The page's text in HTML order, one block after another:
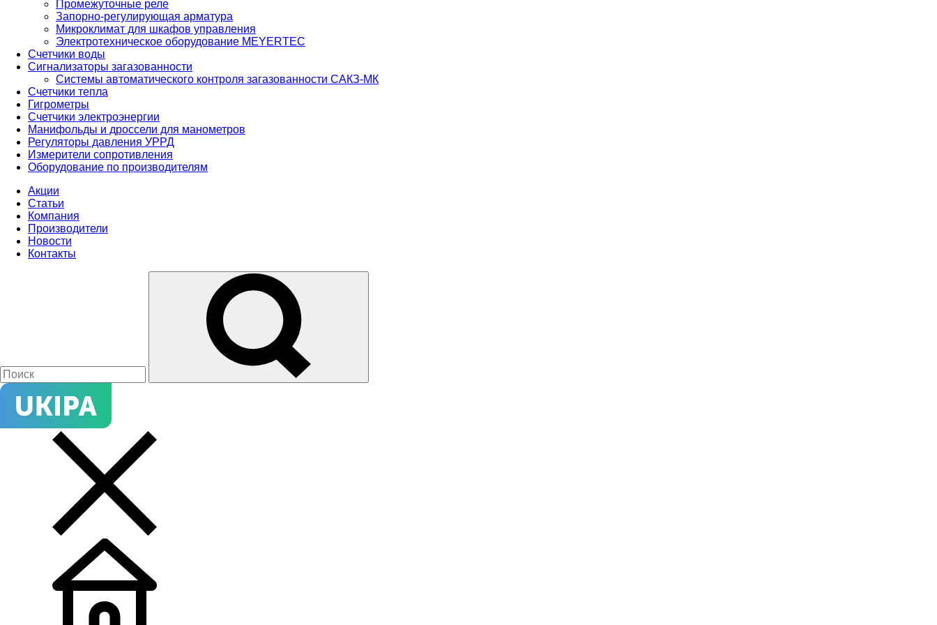
Промежуточные реле
Запорно-регулирующая арматура
Микроклимат для шкафов управления
Электротехническое оборудование MEYERTEC
Счетчики воды
Сигнализаторы загазованности
Системы автоматического контроля загазованности САКЗ-МК
Счетчики тепла
Гигрометры
Счетчики электроэнергии
Манифольды и дроссели для манометров
Регуляторы давления УРРД
Измерители сопротивления
Оборудование по производителям
Акции
Статьи
Компания
Производители
Новости
Контакты